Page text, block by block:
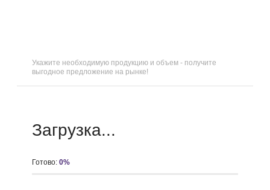
Укажите необходимую продукцию и объем - получите
выгодное предложение на рынке!
Загрузка...
Готово: 0%